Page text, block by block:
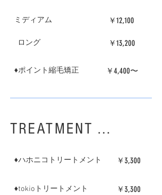
​ミディアム ￥12,100
​ロング ￥13,200
♦︎ポイント縮毛矯正 ​￥4,400〜
​TREATMENT ...
​♦︎ハホニコトリートメント ￥3,300
​♦︎tokioトリートメント ￥3,300